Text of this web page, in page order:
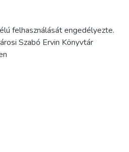
felhasználását engedélyezte.
Szabó Ervin Könyvtár